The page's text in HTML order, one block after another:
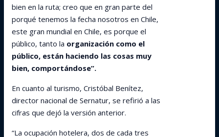
bien en la ruta; creo que en gran parte del
porqué tenemos la fecha nosotros en Chile,
este gran mundial en Chile, es porque el
público, tanto la organización como el
público, están haciendo las cosas muy
bien, comportándose”.
En cuanto al turismo, Cristóbal Benítez,
director nacional de Sernatur, se refirió a las
cifras que dejó la versión anterior.
“La ocupación hotelera, dos de cada tres